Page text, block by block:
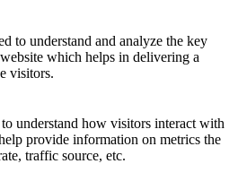
to understand and analyze the key
which helps in delivering a
visitors.
understand how visitors interact with
provide information on metrics the
traffic source, etc.